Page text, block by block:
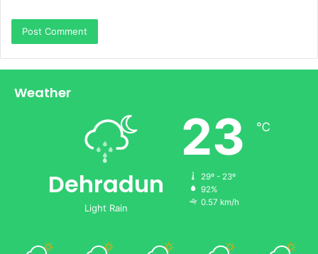
Weather
Dehradun
Light Rain
23 ℃
29º - 23º
92%
0.57 km/h